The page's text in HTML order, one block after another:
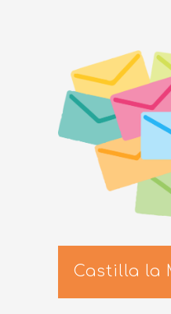
Castilla la